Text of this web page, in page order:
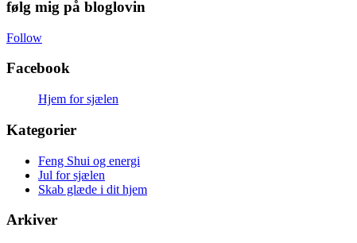
følg mig på bloglovin
Follow
Facebook
Hjem for sjælen
Kategorier
Feng Shui og energi
Jul for sjælen
Skab glæde i dit hjem
Arkiver